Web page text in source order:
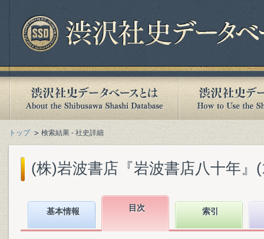
トップ 検索結果 - 社史詳細
(株)岩波書店『岩波書店八十年』
基本情報 目次 索引